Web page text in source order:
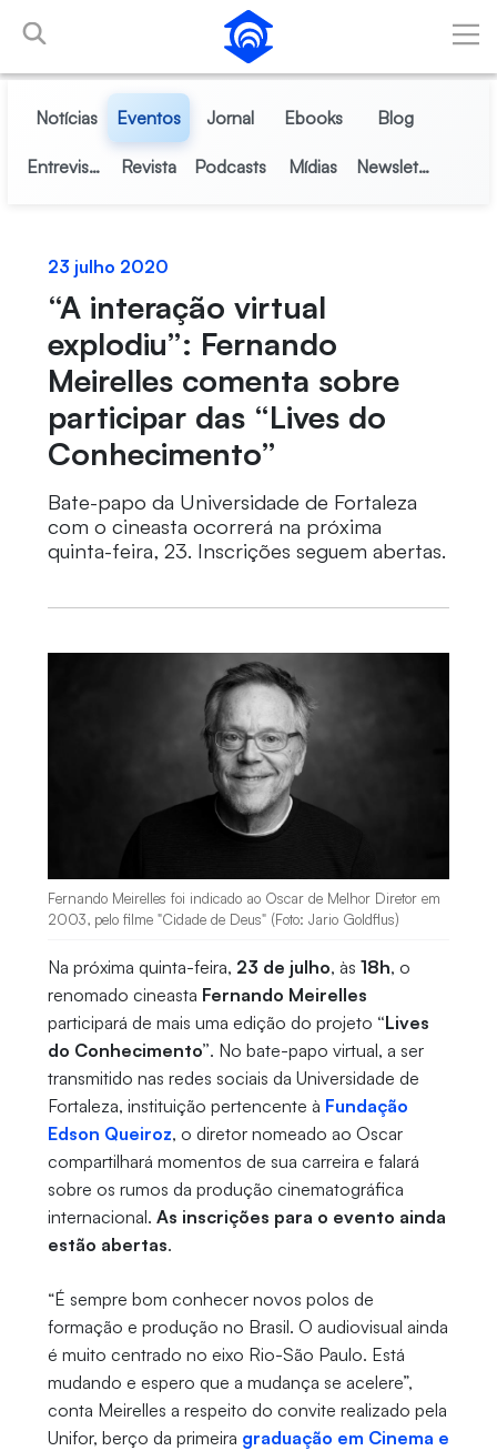
Pular para o Conteúdo principal
Notícias Eventos Jornal Ebooks Blog
Entrevistas Revista Podcasts Mídias Newsletter
23 julho 2020
“A interação virtual
explodiu”: Fernando
Meirelles comenta sobre
participar das “Lives do
Conhecimento”
Bate-papo da Universidade de Fortaleza
com o cineasta ocorrerá na próxima
quinta-feira, 23. Inscrições seguem abertas.
Fernando Meirelles foi indicado ao Oscar de Melhor Diretor em
2003, pelo filme "Cidade de Deus" (Foto: Jario Goldflus)
Na próxima quinta-feira, 23 de julho, às 18h, o
renomado cineasta Fernando Meirelles
participará de mais uma edição do projeto “Lives
do Conhecimento”. No bate-papo virtual, a ser
transmitido nas redes sociais da Universidade de
Fortaleza, instituição pertencente à Fundação
Edson Queiroz, o diretor nomeado ao Oscar
compartilhará momentos de sua carreira e falará
sobre os rumos da produção cinematográfica
internacional. As inscrições para o evento ainda
estão abertas.
“É sempre bom conhecer novos polos de
formação e produção no Brasil. O audiovisual ainda
é muito centrado no eixo Rio-São Paulo. Está
mudando e espero que a mudança se acelere”,
conta Meirelles a respeito do convite realizado pela
Unifor, berço da primeira graduação em Cinema e